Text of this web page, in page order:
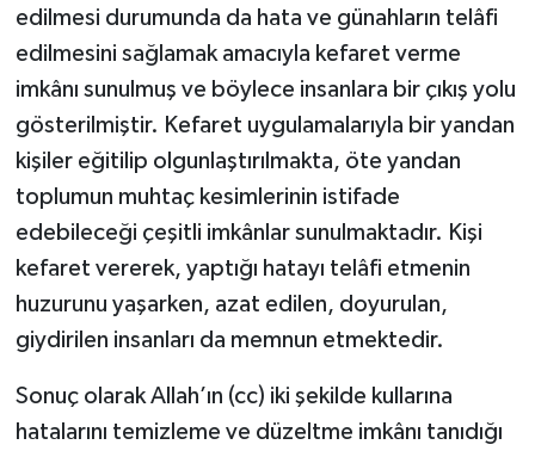
edilmesi durumunda da hata ve günahların telâfi
edilmesini sağlamak amacıyla kefaret verme
imkânı sunulmuş ve böylece insanlara bir çıkış yolu
gösterilmiştir. Kefaret uygulamalarıyla bir yandan
kişiler eğitilip olgunlaştırılmakta, öte yandan
toplumun muhtaç kesimlerinin istifade
edebileceği çeşitli imkânlar sunulmaktadır. Kişi
kefaret vererek, yaptığı hatayı telâfi etmenin
huzurunu yaşarken, azat edilen, doyurulan,
giydirilen insanları da memnun etmektedir.
Sonuç olarak Allah’ın (cc) iki şekilde kullarına
hatalarını temizleme ve düzeltme imkânı tanıdığı